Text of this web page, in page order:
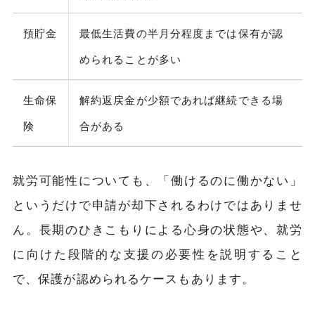
預貯金 最低生活費の半月分程度までは保有が認
められることが多い
生命保
険
解約返戻金が少額であれば継続できる場
合がある
就労可能性についても、「働けるのに働かない」
というだけで申請が却下されるわけではありませ
ん。長期のひきこもりによる心身の状態や、就労
に向けた段階的な支援の必要性を説明すること
で、保護が認められるケースもあります。